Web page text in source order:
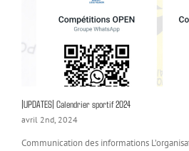
|UPDATES| Calendrier sportif 2024
avril 2nd, 2024
Communication des informations